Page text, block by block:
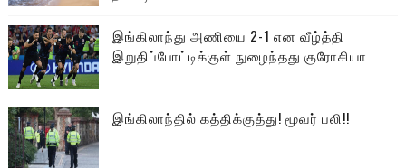
இங்கிலாந்து அணியை 2-1 என வீழ்த்தி
இறுதிப்போட்டிக்குள் நுழைந்தது குரோசியா
இங்கிலாந்தில் கத்திக்குத்து! மூவர் பலி!!